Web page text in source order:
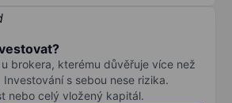
brokera, kterému důvěřuje více než
Investování s sebou nese rizika.
nebo celý vložený kapitál.